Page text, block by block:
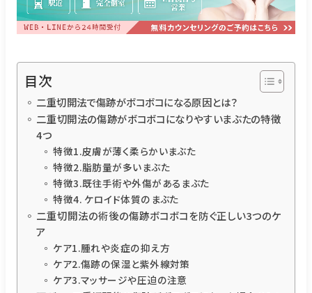
目次
二重切開法で傷跡がボコボコになる原因とは？
二重切開法の傷跡がボコボコになりやすいまぶたの特徴
4つ
特徴1.皮膚が薄く柔らかいまぶた
特徴2.脂肪量が多いまぶた
特徴3.既往手術や外傷があるまぶた
特徴4. ケロイド体質のまぶた
二重切開法の術後の傷跡ボコボコを防ぐ正しい3つのケ
ア
ケア1.腫れや炎症の抑え方
ケア2.傷跡の保湿と紫外線対策
ケア3.マッサージや圧迫の注意